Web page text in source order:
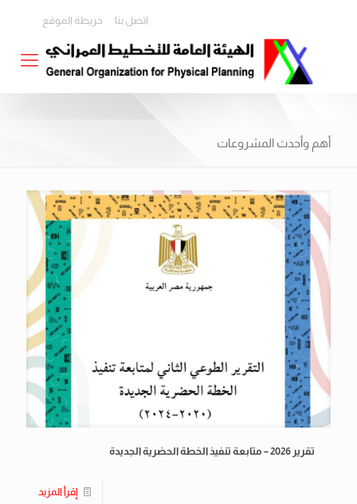
اتصل بنا خريطة الموقع
أهم وأحدث المشروعات
تقرير 2026 – متابعة تنفيذ الخطة الحضرية الجديدة
إقرأ المزيد